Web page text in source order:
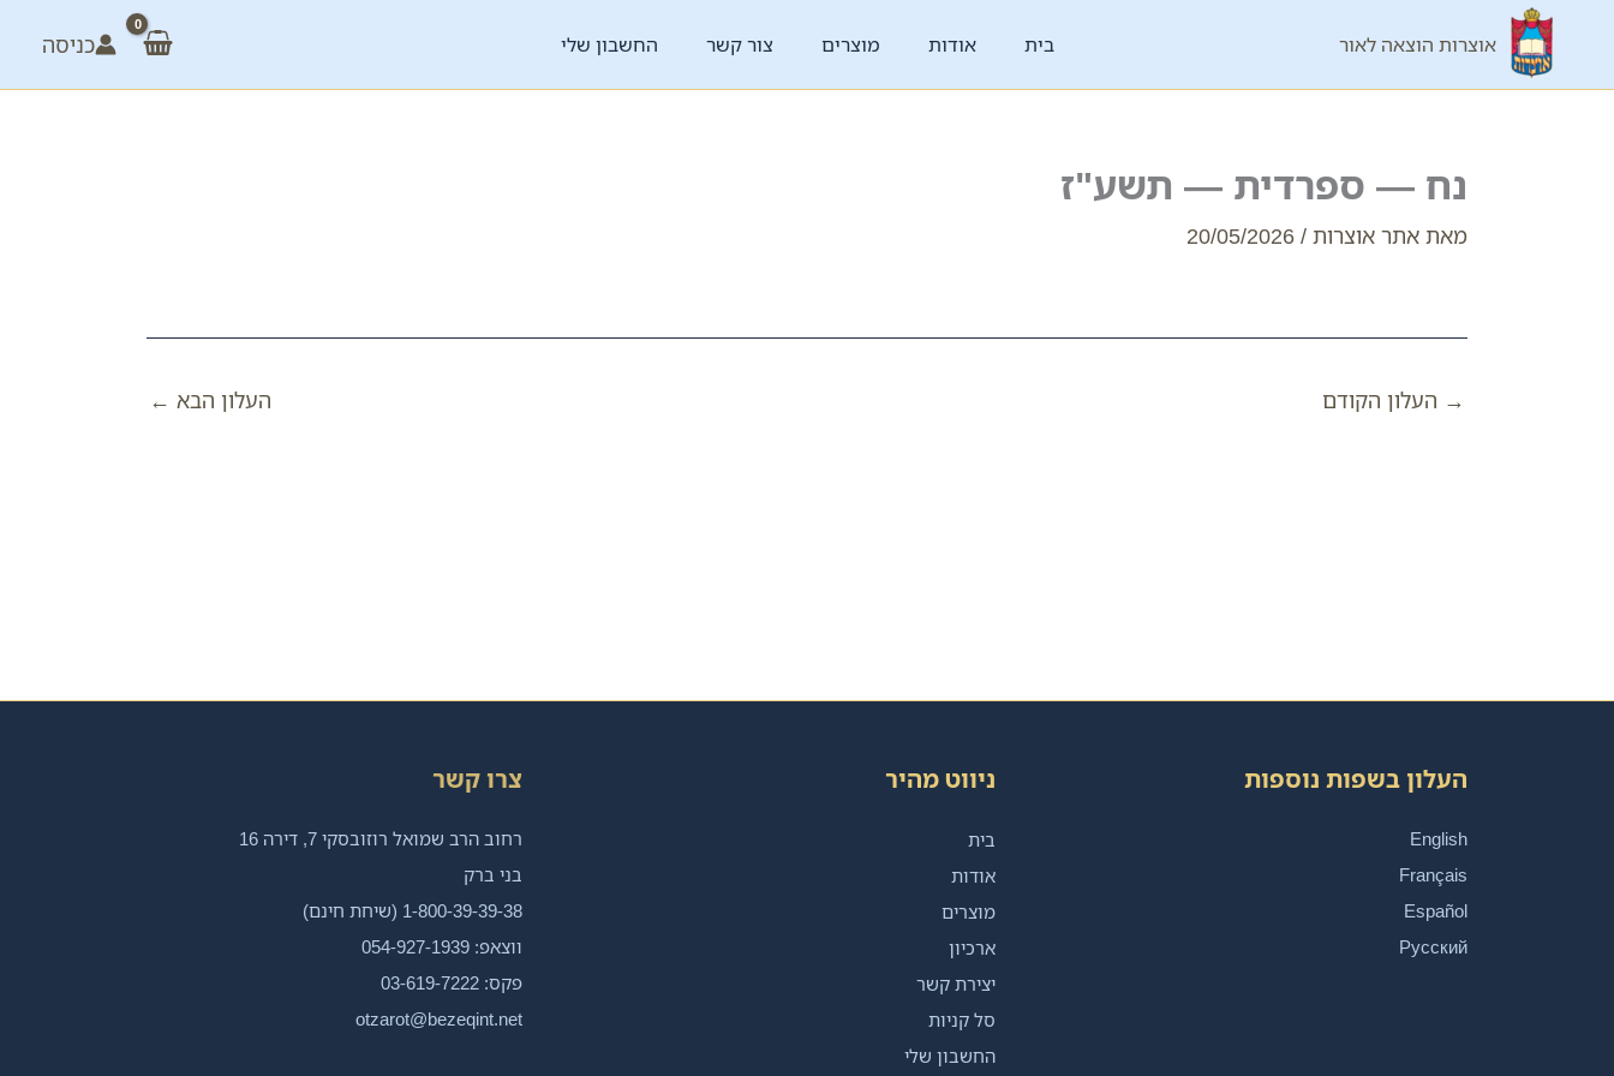
אוצרות הוצאה לאור בית אודות מוצרים צור קשר החשבון שלי כניסה
נח — ספרדית — תשע"ז
מאת אתר אוצרות /
20/05/2026
→ העלון הקודם העלון הבא ←
העלון בשפות נוספות
English
Français
Español
Русский
ניווט מהיר
בית
אודות
מוצרים
ארכיון
יצירת קשר
סל קניות
החשבון שלי
צרו קשר
רחוב הרב שמואל רוזובסקי 7, דירה 16
בני ברק
1-800-39-39-38 (שיחת חינם)
ווצאפ: 054-927-1939
פקס: 03-619-7222
otzarot@bezeqint.net